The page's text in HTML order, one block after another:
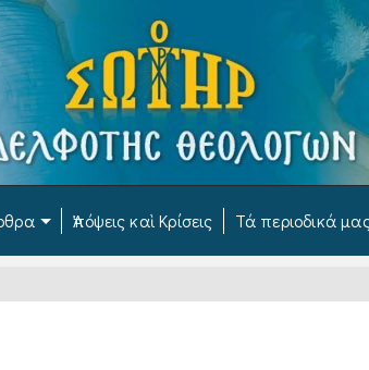
Ἀπόψεις καὶ Κρίσεις Τά περιοδικά